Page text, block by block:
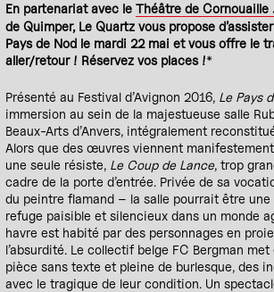
En partenariat avec leThéâtre de Cornouaille
de Quimper, Le Quartz vous propose
Pays de Nod le mardi 22 mai et vous offre le
aller/retour ! Réservez vos places !*
Présenté au Festival d’Avignon 2016, Le Pays
immersion au sein de la majestueuse salle
Beaux-Arts d’Anvers, intégralement
Alors que des œuvres viennent
une seule résiste, Le Coup de Lance, trop
cadre de la porte d’entrée. Privée de sa
du peintre flamand – la salle pourrait être une
refuge paisible et silencieux dans un monde
havre est habité par des personnages en
l’absurdité. Le collectif belge FC Bergman
pièce sans texte et pleine de burlesque, des
avec le tragique de leur condition. Un